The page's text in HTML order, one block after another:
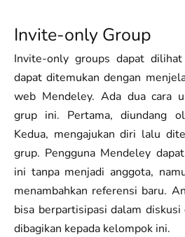
Invite-only Group
Invite-only groups dapat
dapat ditemukan dengan
web Mendeley. Ada dua cara
grup ini. Pertama, diundang
Kedua, mengajukan diri lalu
grup. Pengguna Mendeley
ini tanpa menjadi anggota,
menambahkan referensi baru.
bisa berpartisipasi dalam
dibagikan kepada kelompok ini.